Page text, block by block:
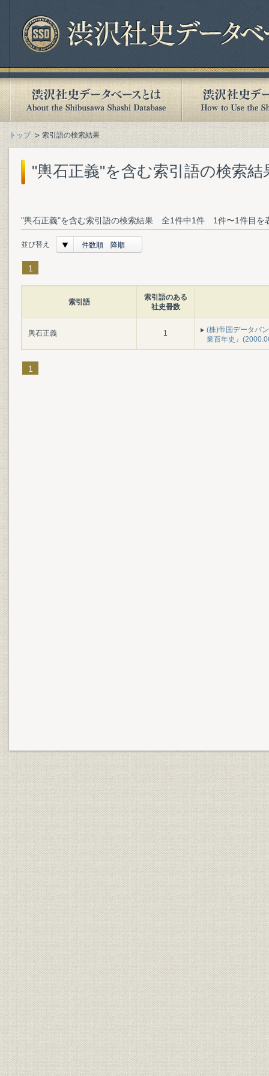
トップ 索引語の検索結果
"輿石正義"を含む索引語の検索結
"輿石正義"を含む索引語の検索結果 全1件中1件 1件〜1件目を
並び替え 件数順 降順
1
索引語
索引語のある
社史冊数
輿石正義 1
(株)帝国データバ
業百年史』
1